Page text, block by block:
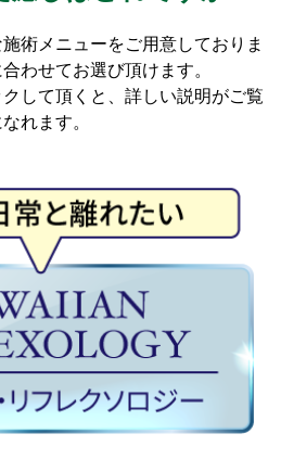
術メニューをご用意しておりま
わせてお選び頂けます。
して頂くと、詳しい説明がご覧
れます。